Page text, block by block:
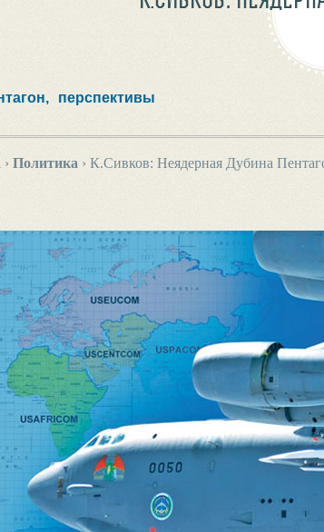
перспективы
› Политика › К.Сивков: Неядерная Дубина